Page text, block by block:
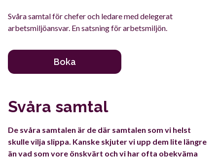
Svåra samtal för chefer och ledare med delegerat
arbetsmiljöansvar. En satsning för arbetsmiljön.
Boka
Svåra samtal
De svåra samtalen är de där samtalen som vi helst
skulle vilja slippa. Kanske skjuter vi upp dem lite längre
än vad som vore önskvärt och vi har ofta obekväma